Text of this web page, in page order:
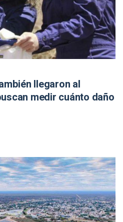
llegaron al
medir cuánto daño